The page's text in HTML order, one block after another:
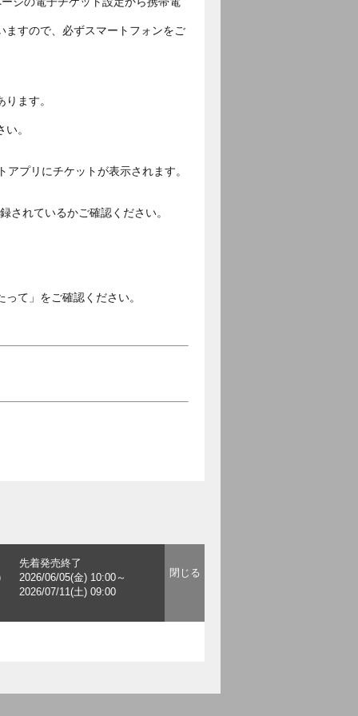
ますので、必ずスマートフォンをご
ます。
。
プリにチケットが表示されます。
されているかご確認ください。
て」をご確認ください。
先着発売終了
2026/06/05(金) 10:00～
2026/07/11(土) 09:00